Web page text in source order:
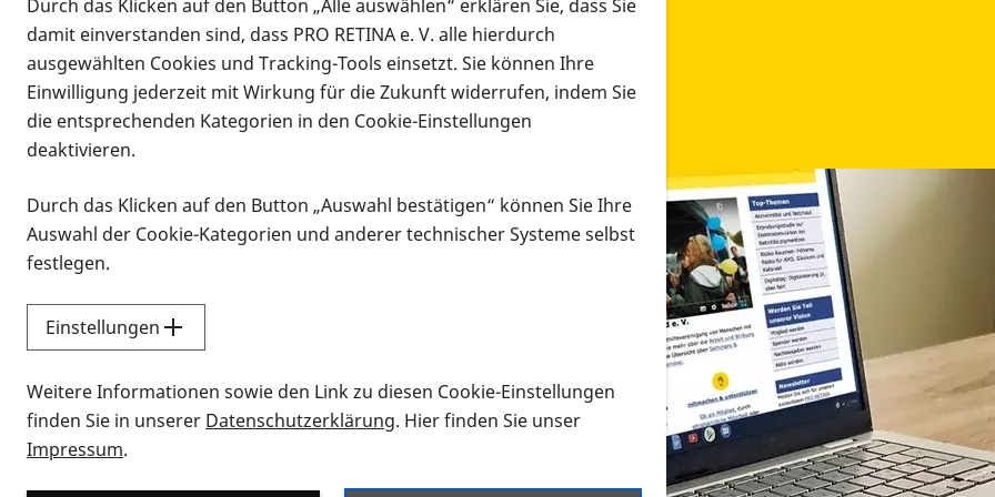
Infomaterial
Infomaterial
Vorlesen
Alle Infomaterialien in verschiedenen Formaten an
Sie möchten wissen, wie Sie nach Infonmaterial suchen und dieses bestellen bzw. herunterladen
Durch das Klicken auf den Button „Alle auswählen“ erklären Sie, dass Sie
damit einverstanden sind, dass PRO RETINA e. V. alle hierdurch
ausgewählten Cookies und Tracking-Tools einsetzt. Sie können Ihre
Einwilligung jederzeit mit Wirkung für die Zukunft widerrufen, indem Sie
die entsprechenden Kategorien in den Cookie-Einstellungen
deaktivieren.
Durch das Klicken auf den Button „Auswahl bestätigen“ können Sie Ihre
Auswahl der Cookie-Kategorien und anderer technischer Systeme selbst
festlegen.
Einstellungen
Weitere Informationen sowie den Link zu diesen Cookie-Einstellungen
finden Sie in unserer Datenschutzerklärung. Hier finden Sie unser
Impressum.